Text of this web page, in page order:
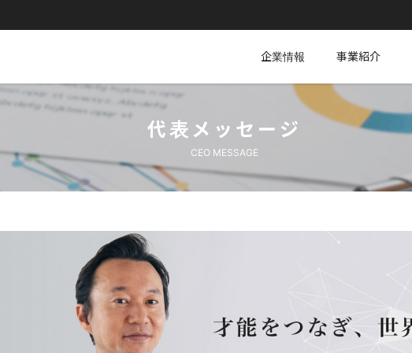
企業情報 事業紹介
代表メッセージ
CEO MESSAGE